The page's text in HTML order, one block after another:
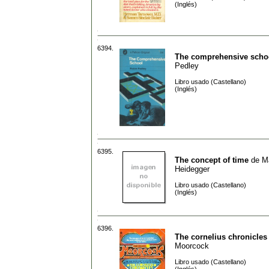
(Inglés)
6394.
The comprehensive
Pedley
Libro usado (Castellano)
(Inglés)
6395.
The concept of time de
Heidegger
Libro usado (Castellano)
(Inglés)
6396.
The cornelius chronicles
Moorcock
Libro usado (Castellano)